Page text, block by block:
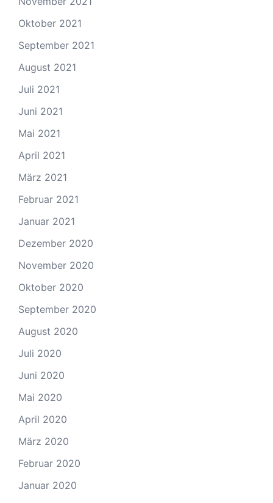
Oktober 2021
September 2021
August 2021
Juli 2021
Juni 2021
Mai 2021
April 2021
März 2021
Februar 2021
Januar 2021
Dezember 2020
November 2020
Oktober 2020
September 2020
August 2020
Juli 2020
Juni 2020
Mai 2020
April 2020
März 2020
Februar 2020
Januar 2020